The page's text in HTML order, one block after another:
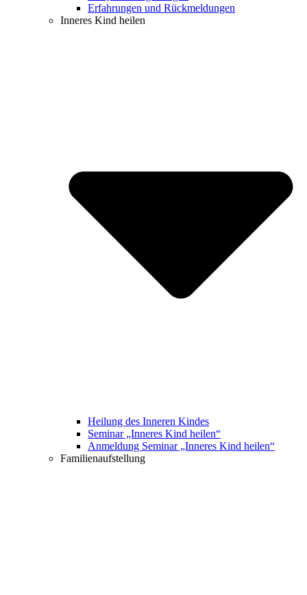
Erfahrungen und Rückmeldungen
Inneres Kind heilen
Heilung des Inneren Kindes
Seminar „Inneres Kind heilen“
Anmeldung Seminar „Inneres Kind heilen“
Familienaufstellung